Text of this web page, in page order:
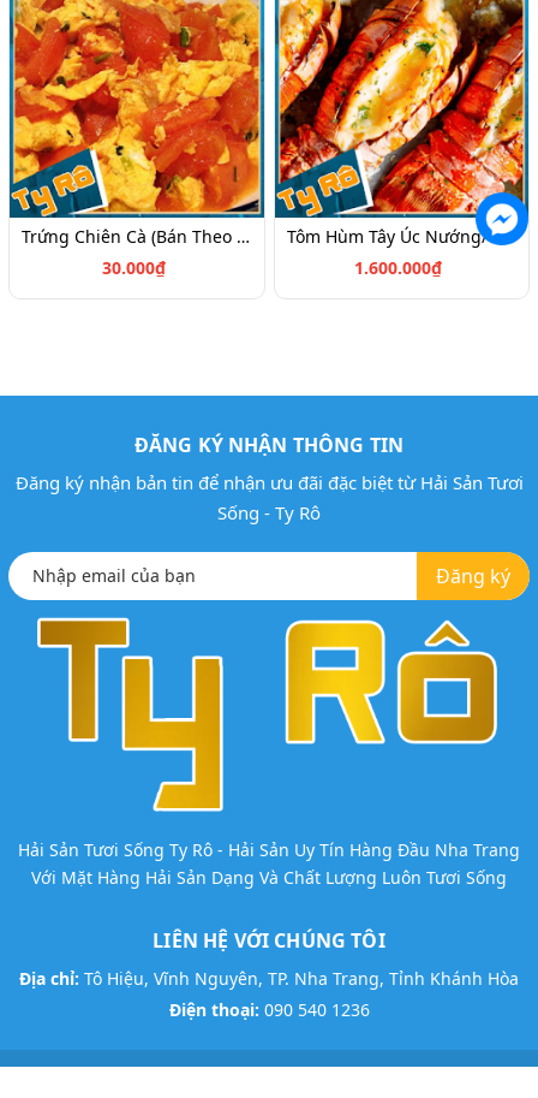
Trứng Chiên Cà (Bán Theo Phần)
30.000₫
Tôm Hùm Tây Úc Nướng/1kg (Size 1kg-1,2kg/Con) (Giá Có Thể Thay Đổi Theo Mùa)
1.600.000₫
ĐĂNG KÝ NHẬN THÔNG TIN
Đăng ký nhận bản tin để nhận ưu đãi đặc biệt từ Hải Sản Tươi
Sống - Ty Rô
Đăng ký
Hải Sản Tươi Sống Ty Rô - Hải Sản Uy Tín Hàng Đầu Nha Trang
Với Mặt Hàng Hải Sản Dạng Và Chất Lượng Luôn Tươi Sống
LIÊN HỆ VỚI CHÚNG TÔI
Địa chỉ: Tô Hiệu, Vĩnh Nguyên, TP. Nha Trang, Tỉnh Khánh Hòa
Điện thoại: 090 540 1236